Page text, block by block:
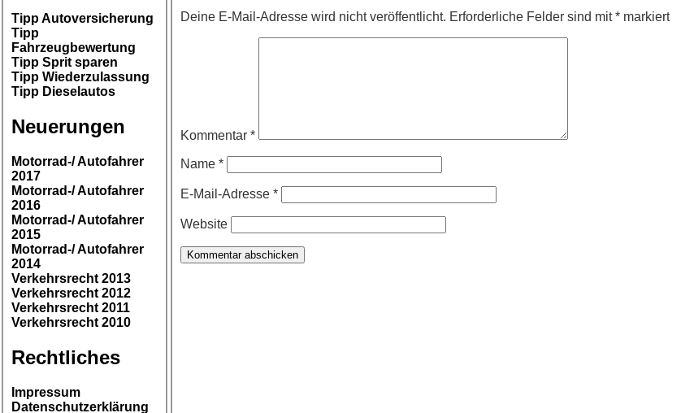
Tipp Autoversicherung
Tipp
Fahrzeugbewertung
Tipp Sprit sparen
Tipp Wiederzulassung
Tipp Dieselautos
Neuerungen
Motorrad-/ Autofahrer
2017
Motorrad-/ Autofahrer
2016
Motorrad-/ Autofahrer
2015
Motorrad-/ Autofahrer
2014
Verkehrsrecht 2013
Verkehrsrecht 2012
Verkehrsrecht 2011
Verkehrsrecht 2010
Rechtliches
Impressum
Datenschutzerklärung
Deine E-Mail-Adresse wird nicht veröffentlicht. Erforderliche Felder sind mit* markiert
Kommentar *
Name *
E-Mail-Adresse *
Website